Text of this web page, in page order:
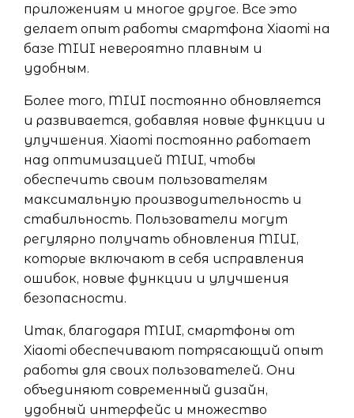
приложениям и многое другое. Все это
делает опыт работы смартфона Xiaomi на
базе MIUI невероятно плавным и
удобным.
Более того, MIUI постоянно обновляется
и развивается, добавляя новые функции и
улучшения. Xiaomi постоянно работает
над оптимизацией MIUI, чтобы
обеспечить своим пользователям
максимальную производительность и
стабильность. Пользователи могут
регулярно получать обновления MIUI,
которые включают в себя исправления
ошибок, новые функции и улучшения
безопасности.
Итак, благодаря MIUI, смартфоны от
Xiaomi обеспечивают потрясающий опыт
работы для своих пользователей. Они
объединяют современный дизайн,
удобный интерфейс и множество